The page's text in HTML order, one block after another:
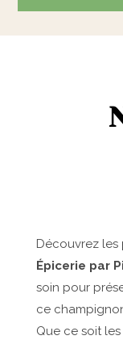
Découvrez les
Épicerie par
soin pour
ce
Que ce soit les